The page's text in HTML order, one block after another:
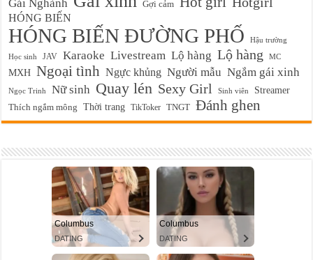
Gái Nghành Gợi cảm
HÓNG BIẾN
HÓNG BIẾN ĐƯỜNG PHỐ
Hậu trường
Học sinh
JAV Karaoke Livestream Lộ hàng Lộ hàng MC
MXH Ngoại tình Ngực khủng Người mẫu Ngắm gái xinh
Ngọc Trinh Nữ sinh Quay lén Sexy Girl Sinh viên Streamer
Thích ngắm mông Thời trang TikToker TNGT Đánh ghen